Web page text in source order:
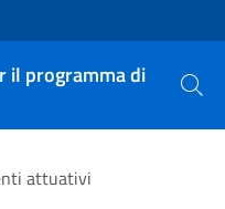
il programma di
Cerca
attuativi